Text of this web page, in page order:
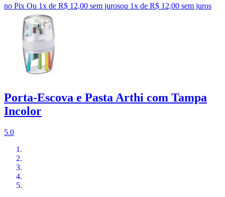
no Pix Ou 1x de R$ 12,00 sem jurosou 1x de R$ 12,00 sem juros
Porta-Escova e Pasta Arthi com Tampa
Incolor
5.0